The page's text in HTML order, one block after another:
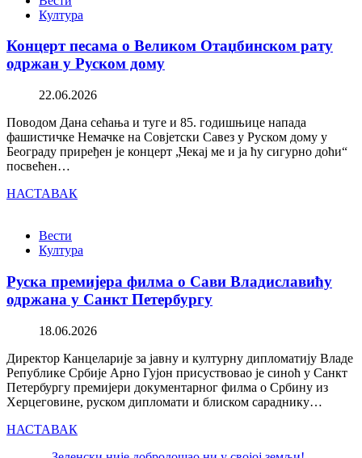
Култура
Концерт песама о Великом Отаџбинском рату
одржан у Руском дому
22.06.2026
Поводом Дана сећања и туге и 85. годишњице напада
фашистичке Немачке на Совјетски Савез у Руском дому у
Београду приређен је концерт „Чекај ме и ја ћу сигурно доћи“
посвећен…
НАСТАВАК
Вести
Култура
Руска премијера филма о Сави Владиславићу
одржана у Санкт Петербургу
18.06.2026
Директор Канцеларије за јавну и културну дипломатију Владе
Републике Србије Арно Гујон присуствовао је синоћ у Санкт
Петербургу премијери документарног филма о Србину из
Херцеговине, руском дипломати и блиском сараднику…
НАСТАВАК